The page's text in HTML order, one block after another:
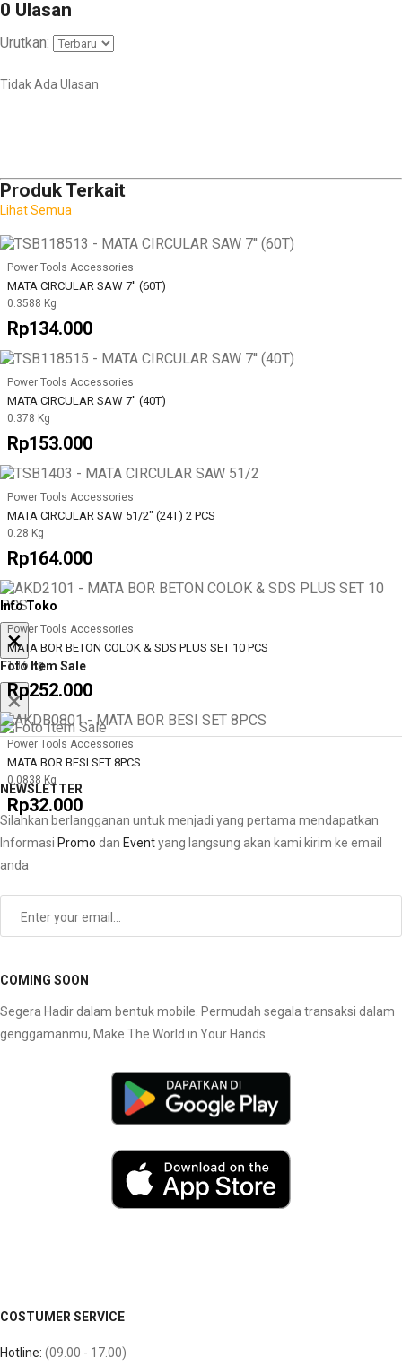
0 Ulasan
Urutkan:
Tidak Ada Ulasan
Produk Terkait
Lihat Semua
Power Tools Accessories
MATA CIRCULAR SAW 7'' (60T)
0.3588 Kg
Rp134.000
Power Tools Accessories
MATA CIRCULAR SAW 7'' (40T)
0.378 Kg
Rp153.000
Power Tools Accessories
MATA CIRCULAR SAW 51/2" (24T) 2 PCS
0.28 Kg
Rp164.000
Power Tools Accessories
MATA BOR BETON COLOK & SDS PLUS SET 10 PCS
1.16 Kg
Rp252.000
Power Tools Accessories
MATA BOR BESI SET 8PCS
0.0838 Kg
Rp32.000
Info Toko
×
Foto Item Sale
×
NEWSLETTER
Silahkan berlangganan untuk menjadi yang pertama mendapatkan
Informasi Promo dan Eventyang langsung akan kami kirim ke email
anda
COMING SOON
Segera Hadir dalam bentuk mobile. Permudah segala transaksi dalam
genggamanmu, Make The World in Your Hands
COSTUMER SERVICE
Hotline: (09.00 - 17.00)